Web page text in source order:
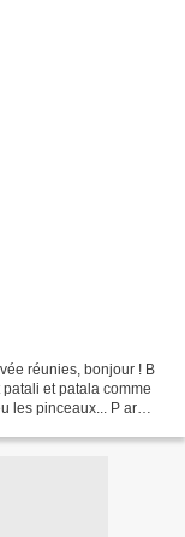
réunies, bonjour ! B
et patala comme
les pinceaux... P ar